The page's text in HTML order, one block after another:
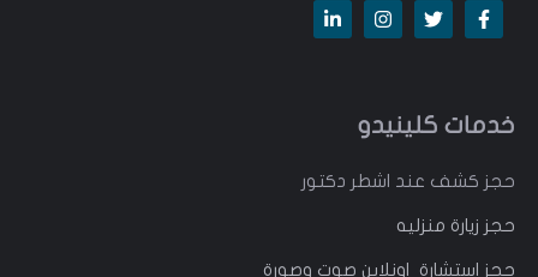
خدمات كلينيدو
حجز كشف عند اشطر دكتور
حجز زيارة منزليه
حجز استشارة اونلاين صوت وصورة